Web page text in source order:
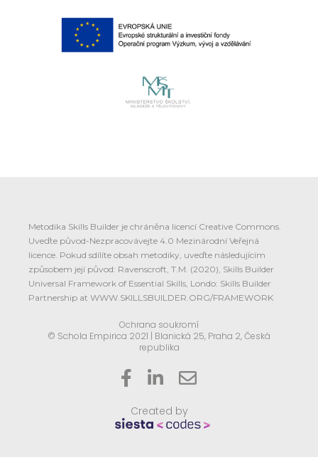
Metodika Skills Builder je chráněna licencí Creative Commons.
Uveďte původ-Nezpracovávejte 4.0 Mezinárodní Veřejná
licence. Pokud sdílíte obsah metodiky, uveďte následujícím
způsobem její původ: Ravenscroft, T.M. (2020), Skills Builder
Universal Framework of Essential Skills, Londo: Skills Builder
Partnership at WWW.SKILLSBUILDER.ORG/FRAMEWORK
Ochrana soukromí
© Schola Empirica 2021 | Blanická 25, Praha 2, Česká
republika
  
Created by